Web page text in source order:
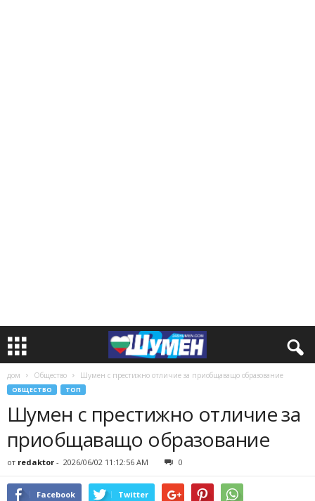
дом Общество Шумен с престижно отличие за приобщаващо образование
ОБЩЕСТВО ТОП
Шумен с престижно отличие за
приобщаващо образование
от redaktor - 2026/06/02 11:12:56 AM 0
Facebook Twitter